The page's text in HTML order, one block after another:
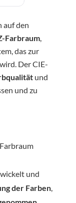
auf den
Farbraum,
das zur
Der CIE-
und
und zu
und
der Farben,